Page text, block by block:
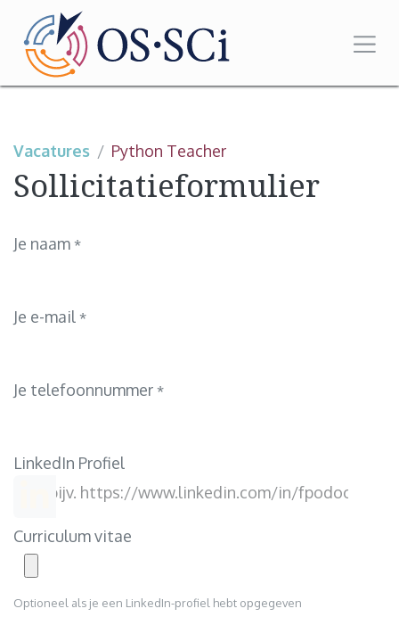
Overslaan naar inhoud
Vacatures Python Teacher
Sollicitatieformulier
Je naam *
Je e-mail *
Je telefoonnummer *
LinkedIn Profiel
Curriculum vitae
Optioneel als je een LinkedIn-profiel hebt opgegeven